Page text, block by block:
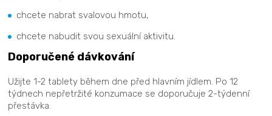
chcete nabrat svalovou hmotu,
chcete nabudit svou sexuální aktivitu.
Doporučené dávkování
Užijte 1-2 tablety během dne před hlavním jídlem. Po 12
týdnech nepřetržité konzumace se doporučuje 2-týdenní
přestávka.